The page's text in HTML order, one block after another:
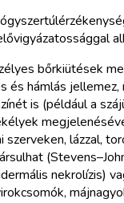
bőrkiütések
és hámlás
is (például a
szerveken, lázzal,
nekrolízis)